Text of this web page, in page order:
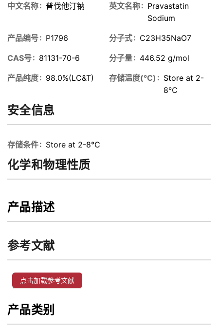
中文名称 普伐他汀钠 英文名称
Pravastatin
Sodium
产品编号 P1796 分子式 C23H35NaO7
CAS号 81131-70-6 分子量 446.52 g/mol
产品纯度 98.0%(LC&T) 存储温度(℃)
Store at 2-
8℃
安全信息
存储条件 Store at 2-8℃
化学和物理性质
产品描述
参考文献
点击加载参考文献
产品类别